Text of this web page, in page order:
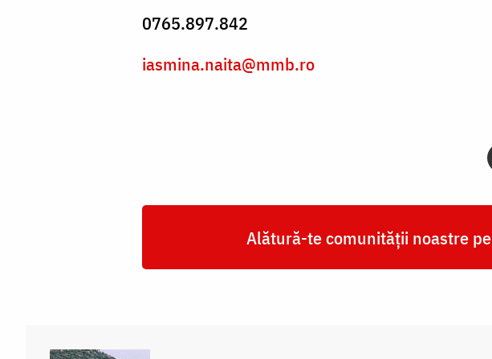
0765.897.842
iasmina.naita@mmb.ro
Alătură-te comunității noastre pe